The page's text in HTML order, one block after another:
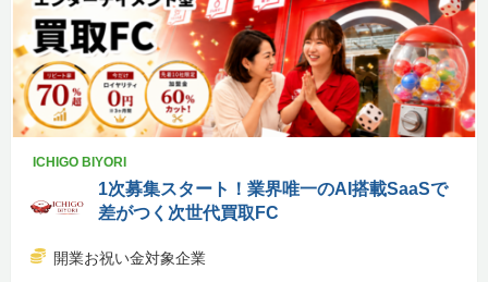
ICHIGO BIYORI
1次募集スタート！業界唯一のAI搭載SaaSで
差がつく次世代買取FC
開業お祝い金対象企業